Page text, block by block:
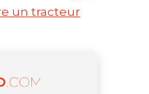
un tracteur